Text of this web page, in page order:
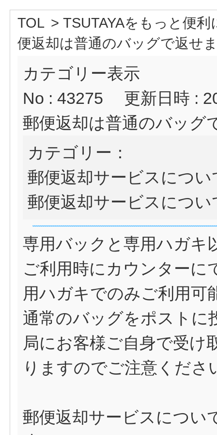
TOL > TSUTAYAをもっと便利
便返却は普通のバッグで返せ
カテゴリー表示
No : 43275
更新日時 :
郵便返却は普通のバッグ
カテゴリー：
郵便返却サービスについ
郵便返却サービスについ
専用バックと専用ハガキ
ご利用時にカウンターに
用ハガキでのみご利用可
通常のバッグをポストに
局にお客様ご自身で受け
りますのでご注意くださ
郵便返却サービスについ